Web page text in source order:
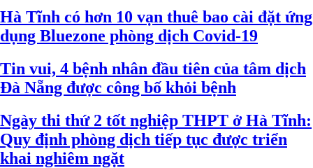
Hà Tĩnh có hơn 10 vạn thuê bao cài đặt ứng
dụng Bluezone phòng dịch Covid-19
Tin vui, 4 bệnh nhân đầu tiên của tâm dịch
Đà Nẵng được công bố khỏi bệnh
Ngày thi thứ 2 tốt nghiệp THPT ở Hà Tĩnh:
Quy định phòng dịch tiếp tục được triển
khai nghiêm ngặt